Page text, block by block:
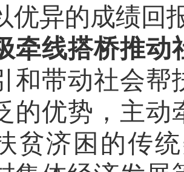
优异的成绩回
牵线搭桥推动
和带动社会帮
的优势，主动
贫济困的传